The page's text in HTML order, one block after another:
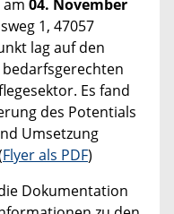
04. November
1, 47057
lag auf den
Es fand
des Potentials
Umsetzung
Flyer als PDF)
Dokumentation